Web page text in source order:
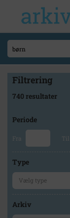
Filtrering
740 resultater
Periode
Fra Til
Type
Arkiv